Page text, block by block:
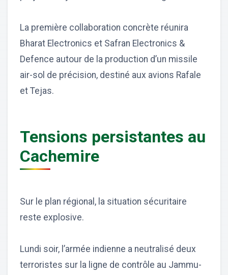
La première collaboration concrète réunira
Bharat Electronics et Safran Electronics &
Defence autour de la production d’un missile
air-sol de précision, destiné aux avions Rafale
et Tejas.
Tensions persistantes au
Cachemire
Sur le plan régional, la situation sécuritaire
reste explosive.
Lundi soir, l’armée indienne a neutralisé deux
terroristes sur la ligne de contrôle au Jammu-